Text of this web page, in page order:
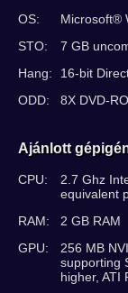
OS:
Microsoft®
STO:
7 GB
Hang:
16-bit
ODD:
8X DVD-
Ajánlott
CPU:
2.7 Ghz
equivalent
RAM:
2 GB RAM
GPU:
256 MB
supporting
higher,